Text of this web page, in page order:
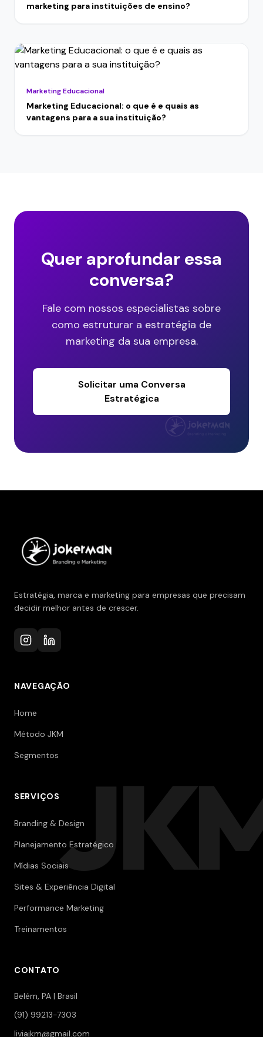
marketing para instituições de ensino?
Marketing Educacional
Marketing Educacional: o que é e quais as
vantagens para a sua instituição?
Quer aprofundar essa
conversa?
Fale com nossos especialistas sobre
como estruturar a estratégia de
marketing da sua empresa.
Solicitar uma Conversa
Estratégica
Estratégia, marca e marketing para empresas que precisam
decidir melhor antes de crescer.
NAVEGAÇÃO
Home
Método JKM
Segmentos
SERVIÇOS
Branding & Design
Planejamento Estratégico
Mídias Sociais
Sites & Experiência Digital
Performance Marketing
Treinamentos
CONTATO
Belém, PA | Brasil
(91) 99213-7303
liviajkm@gmail.com